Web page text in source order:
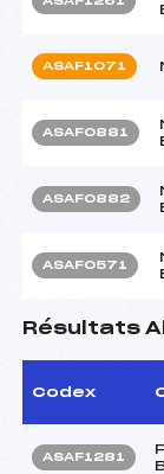
ASAF1071
ASAF0881
ASAF0882
ASAF0571
Résultats
Codex
ASAF1281